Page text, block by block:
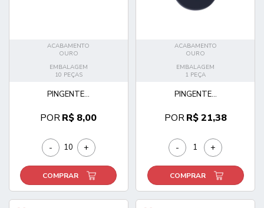
ACABAMENTO
OURO
EMBALAGEM
10 PEÇAS
PINGENTE...
PORR$ 8,00
- +
COMPRAR
ACABAMENTO
OURO
EMBALAGEM
1 PEÇA
PINGENTE...
PORR$ 21,38
- +
COMPRAR